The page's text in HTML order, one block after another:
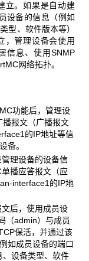
立。如果是自动建
设备的信息（例如
型、软件版本等）
，管理设备会使用
信息、使用SNMP
网络拓扑。
功能后，管理设
报文（广播报文
的IP地址等信
备。
理设备的设备信
播应答报文（应
interface1的IP地
后，使用成员设
（admin）与成员
保活，并通过该
如成员设备的端口
设备类型、软件